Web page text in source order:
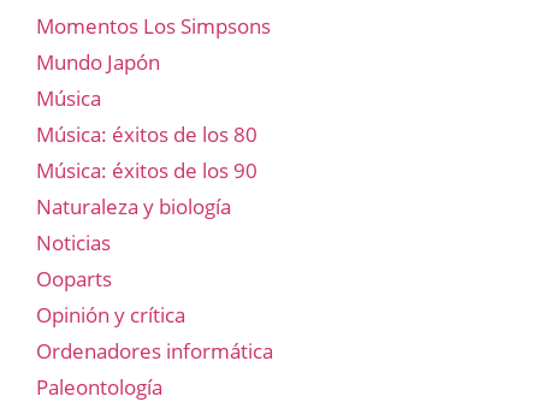
Momentos Los Simpsons
Mundo Japón
Música
Música: éxitos de los 80
Música: éxitos de los 90
Naturaleza y biología
Noticias
Ooparts
Opinión y crítica
Ordenadores informática
Paleontología